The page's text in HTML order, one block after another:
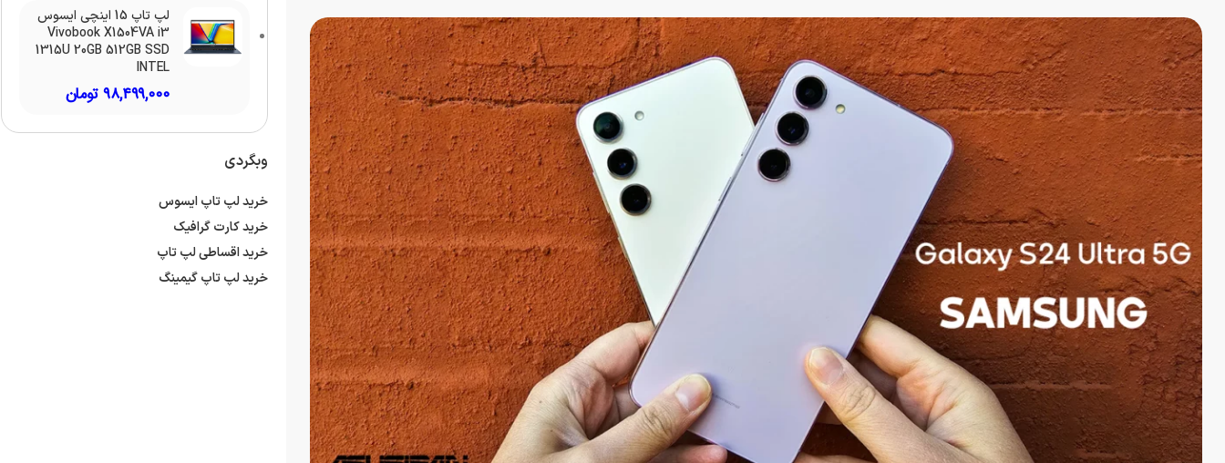
لپ تاپ 15 اینچی ایسوس
Vivobook X1504VA i3
1315U 20GB 512GB SSD
INTEL
۹۸,۴۹۹,۰۰۰تومان
وبگردی
خرید لپ تاپ ایسوس
خرید کارت گرافیک
خرید اقساطی لپ تاپ
خرید لپ تاپ گیمینگ